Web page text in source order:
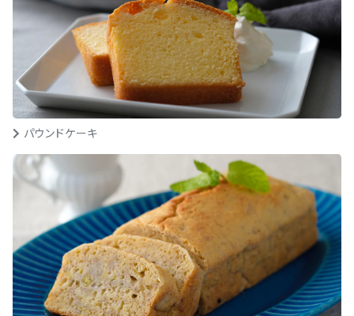
パウンドケーキ